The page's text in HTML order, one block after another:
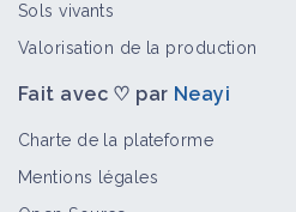
Sols vivants
Valorisation de la production
Fait avec ♡ par Neayi
Charte de la plateforme
Mentions légales